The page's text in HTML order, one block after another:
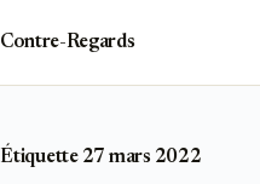
contenu
Contre-Regards
Étiquette27 mars 2022